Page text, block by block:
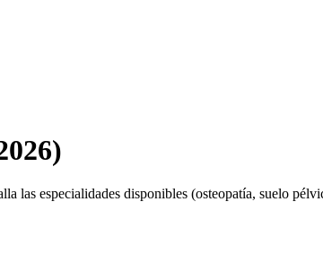
las especialidades disponibles (osteopatía, suelo